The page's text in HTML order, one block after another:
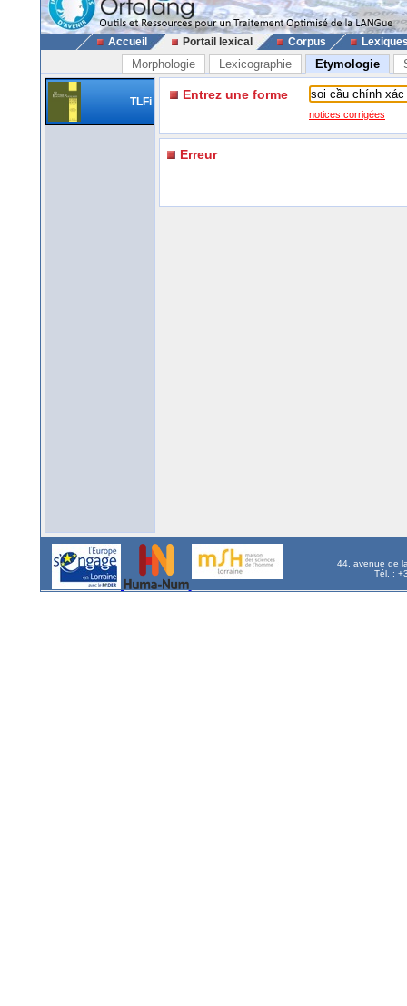
Accueil Portail lexical Corpus
Morphologie Lexicographie Etymologie
TLFi Entrez une forme
notices corrigées
Erreur
44, avenue de
Tél. :